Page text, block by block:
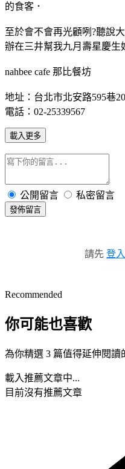
的食客．
至於會不會再光顧咧?聽說
辦在三井幫我九月壽星慶生
nahbee cafe 那比餐坊
地址：台北市北安路595巷
電話：02-25339567
載入更多
公開留言 私密留言
發佈留言
請先 登入
Recommended
你可能也喜歡
為你精選 3 篇值得延伸閱讀
載入推薦文章中...
目前沒有推薦文章